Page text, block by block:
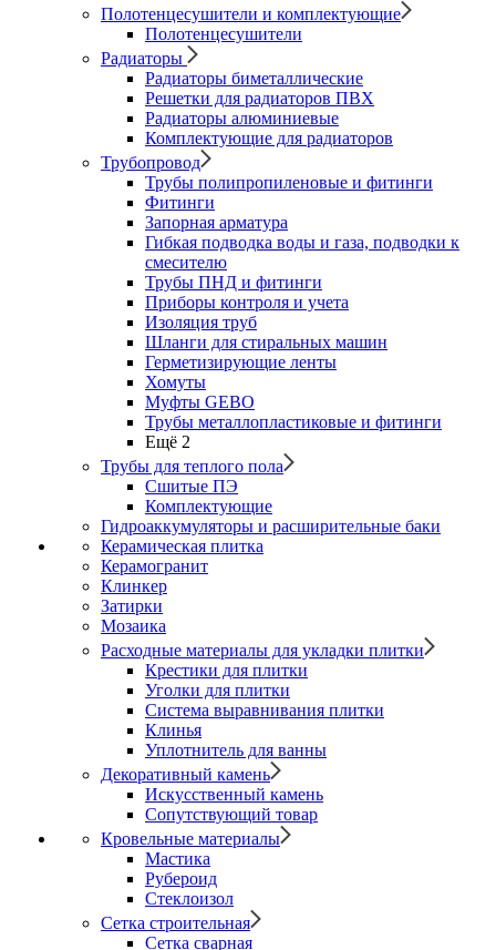
Полотенцесушители и комплектующие
Полотенцесушители
Радиаторы
Радиаторы биметаллические
Решетки для радиаторов ПВХ
Радиаторы алюминиевые
Комплектующие для радиаторов
Трубопровод
Трубы полипропиленовые и фитинги
Фитинги
Запорная арматура
Гибкая подводка воды и газа, подводки к
смесителю
Трубы ПНД и фитинги
Приборы контроля и учета
Изоляция труб
Шланги для стиральных машин
Герметизирующие ленты
Хомуты
Муфты GEBO
Трубы металлопластиковые и фитинги
Ещё 2
Трубы для теплого пола
Сшитые ПЭ
Комплектующие
Гидроаккумуляторы и расширительные баки
Керамическая плитка
Керамогранит
Клинкер
Затирки
Мозаика
Расходные материалы для укладки плитки
Крестики для плитки
Уголки для плитки
Система выравнивания плитки
Клинья
Уплотнитель для ванны
Декоративный камень
Искусственный камень
Сопутствующий товар
Кровельные материалы
Мастика
Рубероид
Стеклоизол
Сетка строительная
Сетка сварная